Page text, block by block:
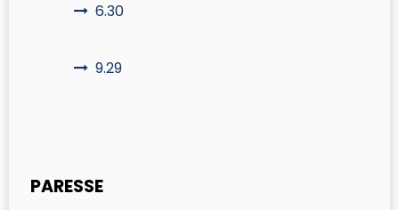
6.30
9.29
PARESSE